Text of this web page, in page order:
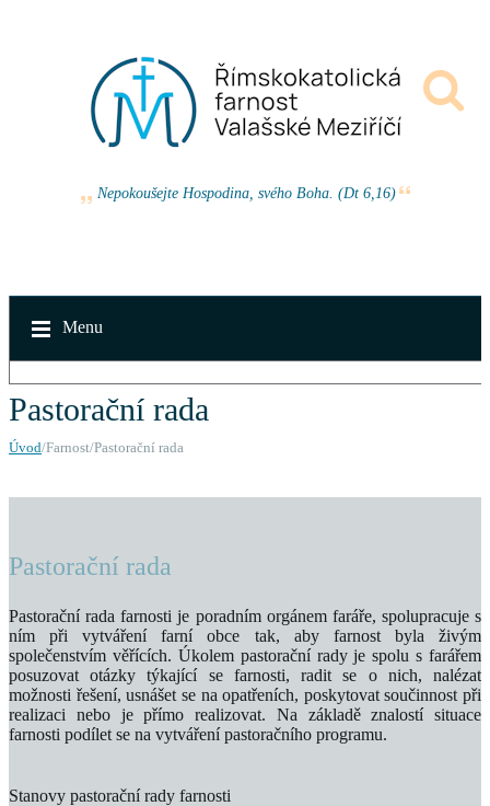
Nepokoušejte Hospodina, svého Boha. (Dt 6,16)
Menu
Pastorační rada
Úvod/Farnost/Pastorační rada
Pastorační rada
Pastorační rada farnosti je poradním orgánem faráře, spolupracuje s
ním při vytváření farní obce tak, aby farnost byla živým
společenstvím věřících. Úkolem pastorační rady je spolu s farářem
posuzovat otázky týkající se farnosti, radit se o nich, nalézat
možnosti řešení, usnášet se na opatřeních, poskytovat součinnost při
realizaci nebo je přímo realizovat. Na základě znalostí situace
farnosti podílet se na vytváření pastoračního programu.
Stanovy pastorační rady farnosti